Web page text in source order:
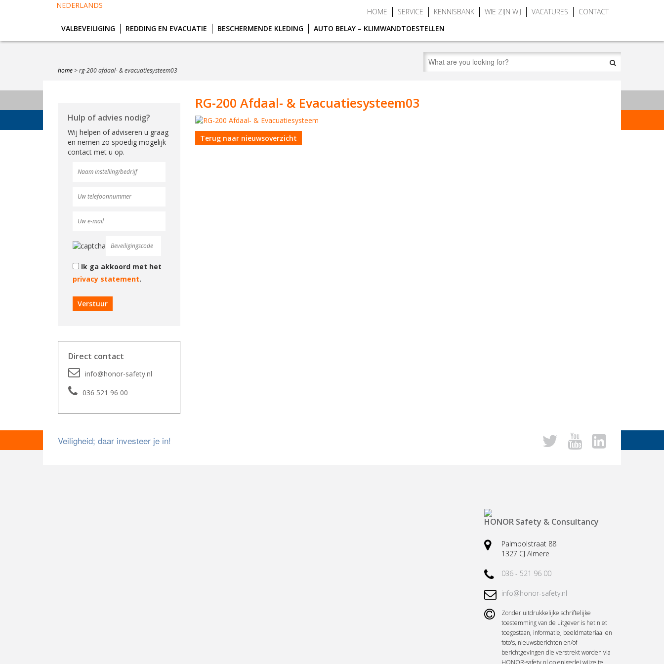
HOME SERVICE KENNISBANK WIE ZIJN WIJ VACATURES CONTACT
NEDERLANDS
VALBEVEILIGING REDDING EN EVACUATIE BESCHERMENDE KLEDING AUTO BELAY – KLIMWANDTOESTELLEN
home >rg-200 afdaal- & evacuatiesysteem03
Hulp of advies nodig?
Wij helpen of adviseren u graag
en nemen zo spoedig mogelijk
contact met u op.
Ik ga akkoord met het
privacy statement.
Direct contact
info@honor-safety.nl
036 521 96 00
RG-200 Afdaal- & Evacuatiesysteem03
Terug naar nieuwsoverzicht
Veiligheid; daar investeer je in!
HONOR Safety & Consultancy
Palmpolstraat 88
1327 CJ Almere
036 - 521 96 00
info@honor-safety.nl
Zonder uitdrukkelijke schriftelijke
toestemming van de uitgever is het niet
toegestaan, informatie, beeldmateriaal en
foto's, nieuwsberichten en/of
berichtgevingen die verstrekt worden via